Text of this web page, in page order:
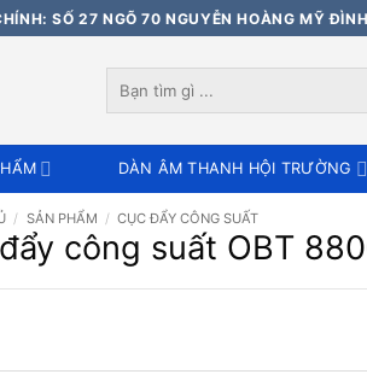
SỐ 27 NGÕ 70 NGUYỄN HOÀNG MỸ
kiếm:
DÀN ÂM THANH HỘI TRƯỜNG
/ SẢN PHẨM / CỤC ĐẨY CÔNG SUẤT
công suất OBT